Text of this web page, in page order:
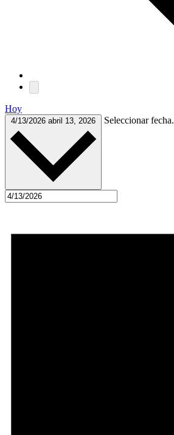
Hoy
4/13/2026 abril 13, 2026 Seleccionar fecha.